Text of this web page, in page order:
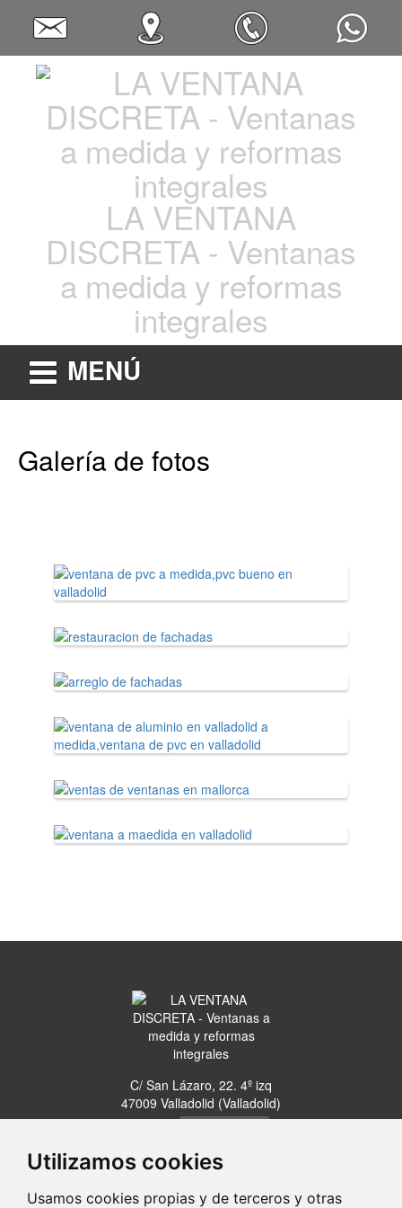
Utilizamos cookies
Usamos cookies propias y de terceros y otras
LA VENTANA
DISCRETA - Ventanas
a medida y reformas
integrales
MENÚ
Galería de fotos
C/ San Lázaro, 22. 4º izq
47009 Valladolid (Valladolid)